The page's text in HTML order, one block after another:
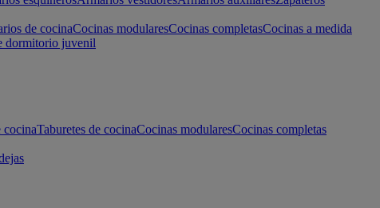
de cocinaCocinas modularesCocinas completasCocinas a medida
dormitorio juvenil
cocinaTaburetes de cocinaCocinas modularesCocinas completas